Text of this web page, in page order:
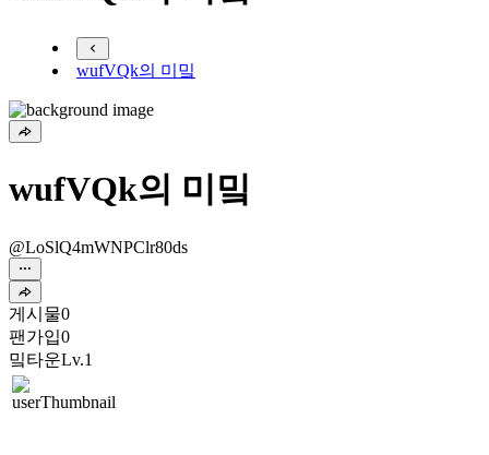
wufVQk의 미밐
wufVQk의 미밐
@LoSlQ4mWNPClr80ds
게시물0
팬가입0
밐타운Lv.1